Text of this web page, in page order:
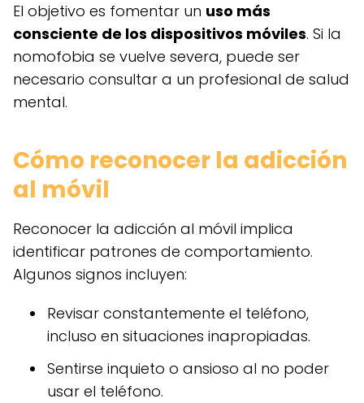
El objetivo es fomentar un uso más
consciente de los dispositivos móviles. Si la
nomofobia se vuelve severa, puede ser
necesario consultar a un profesional de salud
mental.
Cómo reconocer la adicción
al móvil
Reconocer la adicción al móvil implica
identificar patrones de comportamiento.
Algunos signos incluyen:
Revisar constantemente el teléfono,
incluso en situaciones inapropiadas.
Sentirse inquieto o ansioso al no poder
usar el teléfono.